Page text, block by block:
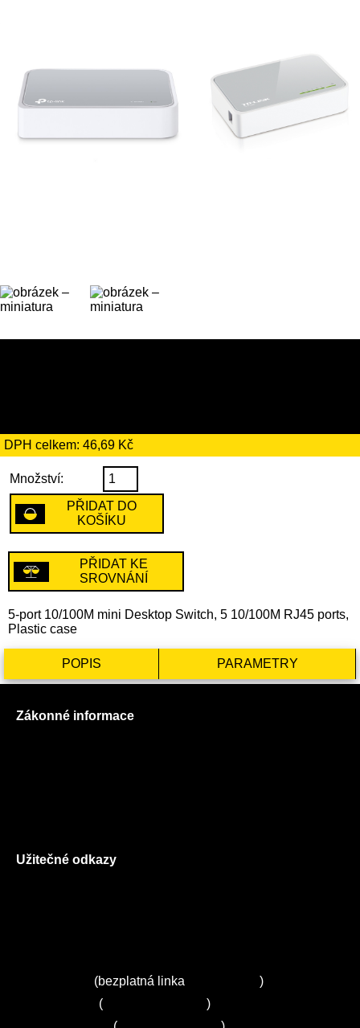
DPH celkem: 46,69 Kč
Množství:
PŘIDAT DO
KOŠÍKU
PŘIDAT KE
SROVNÁNÍ
5-port 10/100M mini Desktop Switch, 5 10/100M RJ45 ports,
Plastic case
POPIS PARAMETRY
Zákonné informace
Užitečné odkazy
(bezplatná linka
)
(
)